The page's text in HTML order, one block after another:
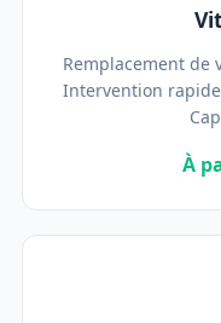
Remplacement de
Intervention
À